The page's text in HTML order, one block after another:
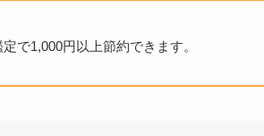
で1,000円以上節約できます。